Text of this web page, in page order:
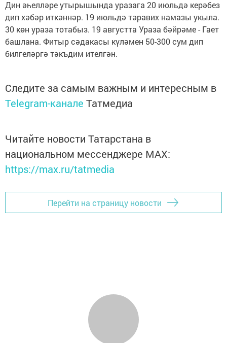
Дин әһелләре утырышында уразага 20 июльдә керәбез
дип хәбәр иткәннәр. 19 июльдә тәравих намазы укыла.
30 көн ураза тотабыз. 19 августта Ураза бәйрәме - Гает
башлана. Фитыр сәдакасы күләмен 50-300 сум дип
билгеләргә тәкъдим ителгән.
Следите за самым важным и интересным в
Telegram-канале Татмедиа
Читайте новости Татарстана в
национальном мессенджере MАХ:
https://max.ru/tatmedia
Перейти на страницу новости